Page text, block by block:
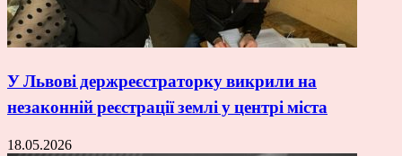
У Львові держреєстраторку викрили на
незаконній реєстрації землі у центрі міста
18.05.2026